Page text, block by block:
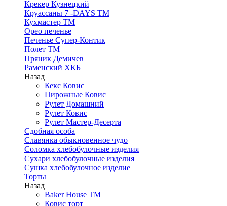
Крекер Кузнецкий
Круассаны 7 -DAYS ТМ
Кухмастер ТМ
Орео печенье
Печенье Супер-Контик
Полет ТМ
Пряник Демичев
Раменский ХКБ
Назад
Кекс Ковис
Пирожные Ковис
Рулет Домашний
Рулет Ковис
Рулет Мастер-Десерта
Сдобная особа
Славянка обыкновенное чудо
Соломка хлебобулочные изделия
Сухари хлебобулочные изделия
Сушка хлебобулочное изделие
Торты
Назад
Baker House ТМ
Ковис торт